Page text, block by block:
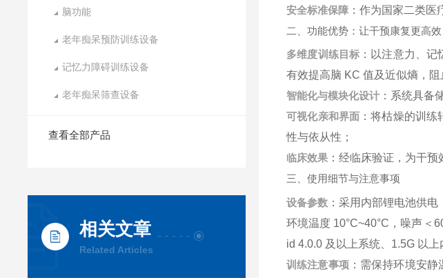
脑功能
老年痴呆预防训练设备
记忆力障碍训练设备
老年痴呆筛查设备
查看全部产品
相关文章
Related Articles
安全标准保障 ：作为国家二类
二、功能优势：让干预康复更高
多维度训练目标 ：以注意力、
有效提高脑 KC 值及近似熵，
智能化与模块化设计 ：系统具备
可视化亲和界面 ：将枯燥的训
性与依从性；
临床效果 ：经临床验证，为干预
三、使用细节与注意事项
设备参数 ：采用内部锂电池供
环境温度 10°C~40°C，噪声＜
id 4.0.0 及以上系统、1.5G 以上
训练注意事项：需保持环境安静